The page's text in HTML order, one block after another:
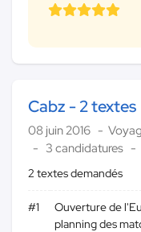
Cabz - 2 textes
08 juin 2016
3 candidatures
2 textes demandés
#1
Ouverture de
planning des